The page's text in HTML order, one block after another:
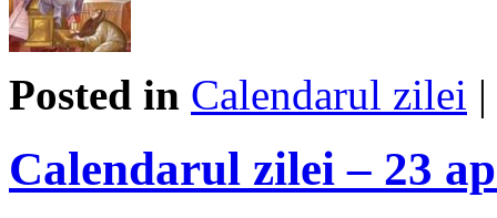
Posted in Calendarul zilei |
Calendarul zilei – 23